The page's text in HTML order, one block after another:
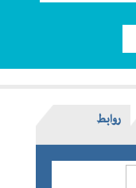
روابط